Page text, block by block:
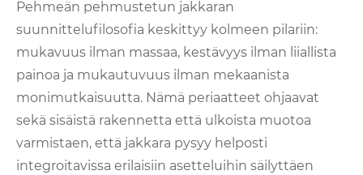
Pehmeän pehmustetun jakkaran
suunnittelufilosofia keskittyy kolmeen pilariin:
mukavuus ilman massaa, kestävyys ilman liiallista
painoa ja mukautuvuus ilman mekaanista
monimutkaisuutta. Nämä periaatteet ohjaavat
sekä sisäistä rakennetta että ulkoista muotoa
varmistaen, että jakkara pysyy helposti
integroitavissa erilaisiin asetteluihin säilyttäen